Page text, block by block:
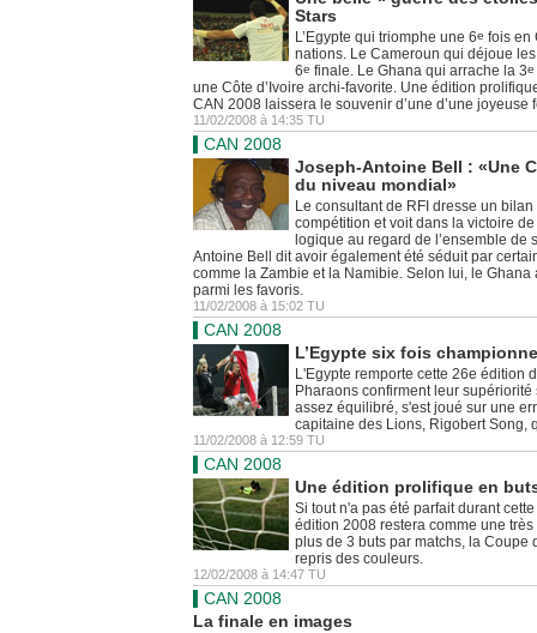
Stars
L’Egypte qui triomphe une 6e fois en
nations. Le Cameroun qui déjoue
6e finale. Le Ghana qui arrache la 3e
une Côte d’Ivoire archi-favorite. Une édition
CAN 2008 laissera le souvenir d’une d’une joyeuse
11/02/2008 à 14:35 TU
CAN 2008
Joseph-Antoine Bell : «Une
du niveau mondial»
Le consultant de RFI dresse un
compétition et voit dans la victoire de
logique au regard de l’ensemble de
Antoine Bell dit avoir également été séduit par
comme la Zambie et la Namibie. Selon lui, le Ghana
parmi les favoris.
11/02/2008 à 15:02 TU
CAN 2008
L’Egypte six fois
L'Egypte remporte cette 26e édition
Pharaons confirment leur
assez équilibré, s'est joué sur une
capitaine des Lions, Rigobert Song,
11/02/2008 à 12:59 TU
CAN 2008
Une édition prolifique en
Si tout n'a pas été parfait durant
édition 2008 restera comme une
plus de 3 buts par matchs, la Coupe
repris des couleurs.
12/02/2008 à 14:47 TU
CAN 2008
La finale en images